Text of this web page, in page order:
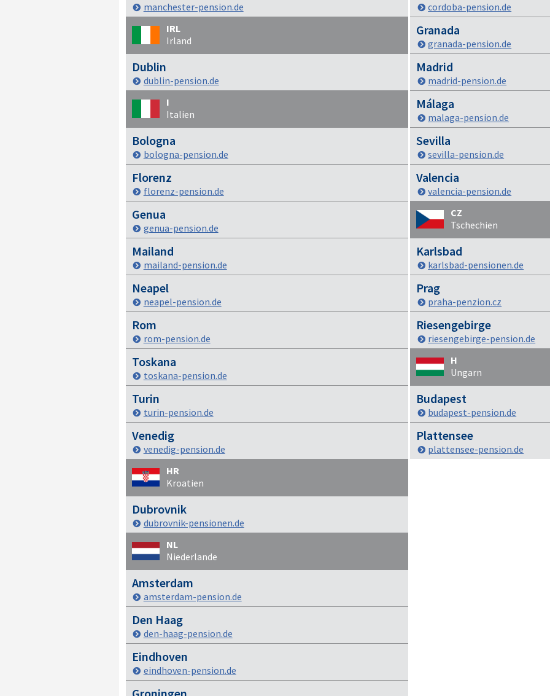
manchester-pension.de
IRL
Irland
Dublin
dublin-pension.de
I
Italien
Bologna
bologna-pension.de
Florenz
florenz-pension.de
Genua
genua-pension.de
Mailand
mailand-pension.de
Neapel
neapel-pension.de
Rom
rom-pension.de
Toskana
toskana-pension.de
Turin
turin-pension.de
Venedig
venedig-pension.de
HR
Kroatien
Dubrovnik
dubrovnik-pensionen.de
NL
Niederlande
Amsterdam
amsterdam-pension.de
Den Haag
den-haag-pension.de
Eindhoven
eindhoven-pension.de
cordoba-pension.de
Granada
granada-pension.de
Madrid
madrid-pension.de
Málaga
malaga-pension.de
Sevilla
sevilla-pension.de
Valencia
valencia-pension.de
CZ
Tschechien
Karlsbad
karlsbad-pensionen.de
Prag
praha-penzion.cz
Riesengebirge
riesengebirge-pension.de
H
Ungarn
Budapest
budapest-pension.de
Plattensee
plattensee-pension.de